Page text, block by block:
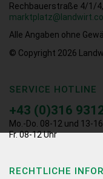
Rechbauerstraße 4/1/
Alle Angaben ohne
© Copyright 2026
SERVICE HOTLINE
+43 (0)316
Mo.-Do. 08-12 und 13-
Fr. 08-12 Uhr
RECHTLICHE